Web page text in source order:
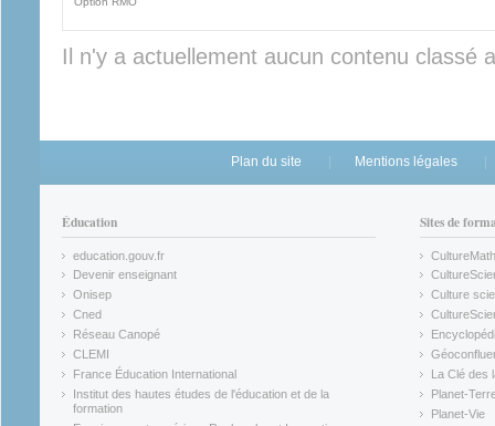
Il n'y a actuellement aucun contenu classé
Plan du site Mentions légales
Éducation
education.gouv.fr
(link is external)
Devenir enseignant
(link is external)
Onisep
(link is external)
Cned
(link is external)
Réseau Canopé
(link is external)
CLEMI
(link is external)
France Éducation International
(link is external)
Institut des hautes études de l'éducation et de la
formation
Sites de
CultureMath
(link is
(link is
Culture
(link is
(link is
(link is
La Clé des
(link is
Planet-
(link is
Planet-Vie